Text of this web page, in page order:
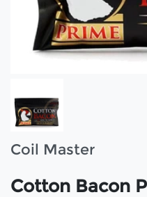
Coil Master
Cotton Bacon